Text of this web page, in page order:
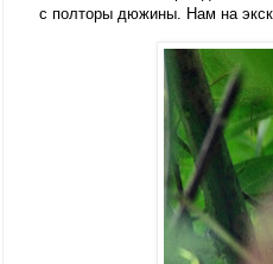
с полторы дюжины. Нам на